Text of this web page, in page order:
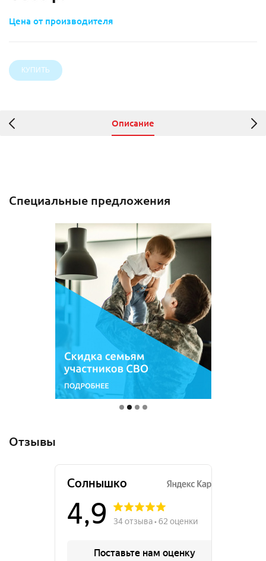
Цена от производителя
Описание
Специальные предложения
Отзывы